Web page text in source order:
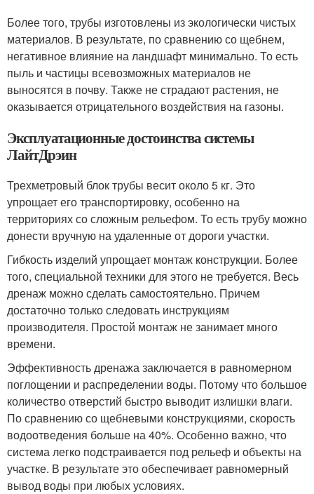
Более того, трубы изготовлены из экологически чистых
материалов. В результате, по сравнению со щебнем,
негативное влияние на ландшафт минимально. То есть
пыль и частицы всевозможных материалов не
выносятся в почву. Также не страдают растения, не
оказывается отрицательного воздействия на газоны.
Эксплуатационные достоинства системы
ЛайтДрэин
Трехметровый блок трубы весит около 5 кг. Это
упрощает его транспортировку, особенно на
территориях со сложным рельефом. То есть трубу можно
донести вручную на удаленные от дороги участки.
Гибкость изделий упрощает монтаж конструкции. Более
того, специальной техники для этого не требуется. Весь
дренаж можно сделать самостоятельно. Причем
достаточно только следовать инструкциям
производителя. Простой монтаж не занимает много
времени.
Эффективность дренажа заключается в равномерном
поглощении и распределении воды. Потому что большое
количество отверстий быстро выводит излишки влаги.
По сравнению со щебневыми конструкциями, скорость
водоотведения больше на 40%. Особенно важно, что
система легко подстраивается под рельеф и объекты на
участке. В результате это обеспечивает равномерный
вывод воды при любых условиях.